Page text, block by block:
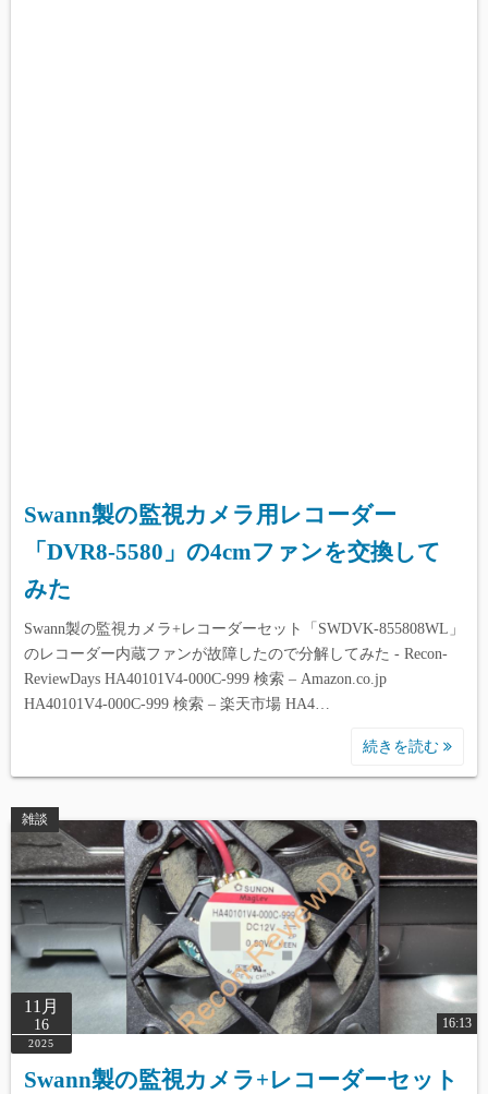
Swann製の監視カメラ用レコーダー
「DVR8-5580」の4cmファンを交換して
みた
Swann製の監視カメラ+レコーダーセット「SWDVK-855808WL」
のレコーダー内蔵ファンが故障したので分解してみた - Recon-
ReviewDays HA40101V4-000C-999 検索 – Amazon.co.jp
HA40101V4-000C-999 検索 – 楽天市場 HA4…
続きを読む
雑談
11月
16
2025
16:13
Swann製の監視カメラ+レコーダーセット